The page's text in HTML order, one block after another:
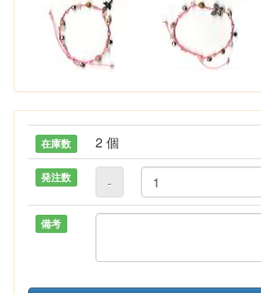
在庫数 2 個
発注数 -
備考